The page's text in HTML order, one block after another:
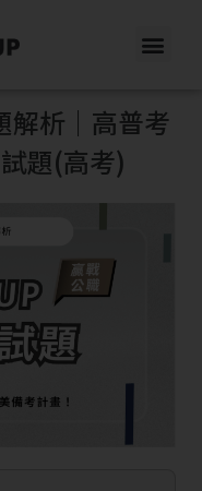
析｜高普考
題(高考)